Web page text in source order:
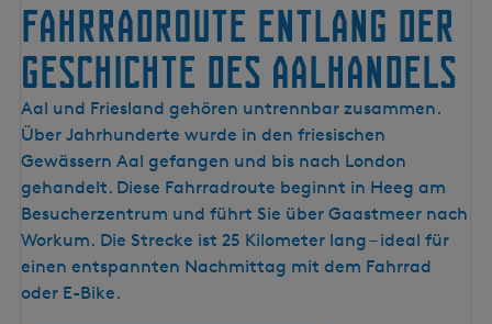
Fahrradroute entlang der
Geschichte des Aalhandels
F
a
h
r
r
a
d
r
Aal und Friesland gehören untrennbar zusammen.
Über Jahrhunderte wurde in den friesischen
Gewässern Aal gefangen und bis nach London
gehandelt. Diese Fahrradroute beginnt in Heeg am
Besucherzentrum und führt Sie über Gaastmeer nach
Workum. Die Strecke ist 25 Kilometer lang – ideal für
einen entspannten Nachmittag mit dem Fahrrad
oder E-Bike.